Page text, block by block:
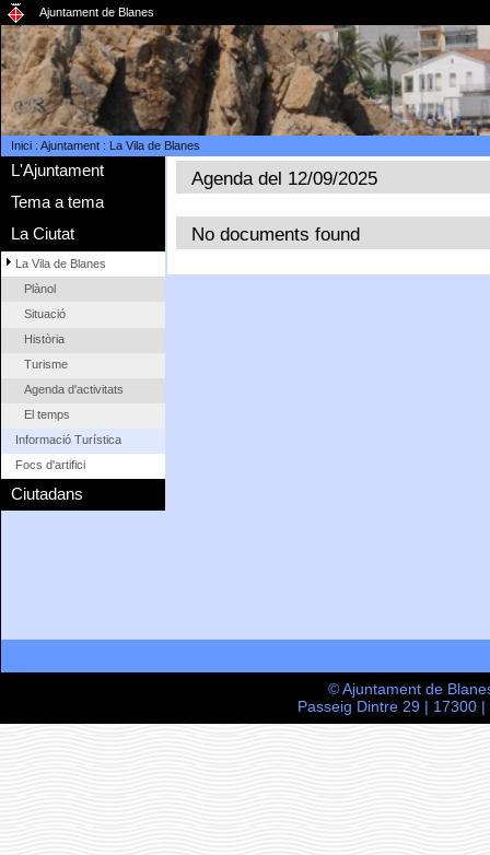
Ajuntament de Blanes
Inici: Ajuntament: La Vila de Blanes
L'Ajuntament
Tema a tema
La Ciutat
La Vila de Blanes
Plànol
Situació
Història
Turisme
Agenda d'activitats
El temps
Informació Turística
Focs d'artifici
Ciutadans
Agenda del 12/09/2025
No documents found
© Ajuntament de
Passeig Dintre 29 | 17300